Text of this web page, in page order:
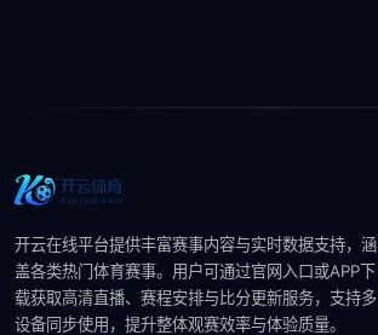
开云在线平台提供丰富赛事内容与实时数据支持，涵
盖各类热门体育赛事。用户可通过官网入口或APP下
载获取高清直播、赛程安排与比分更新服务，支持多
设备同步使用，提升整体观赛效率与体验质量。